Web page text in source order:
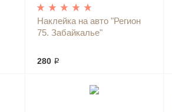
Наклейка на авто "Регион
75. Забайкалье"
280 ₽